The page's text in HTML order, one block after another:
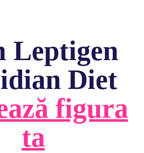
Leptigen
Diet
figura
ta